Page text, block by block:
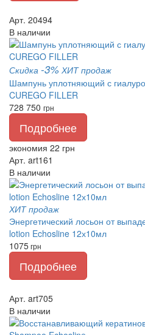
Арт. 20494
В наличии
Скидка -3% ХИТ продаж
Шампунь уплотняющий с
CUREGO FILLER
728 750 грн
Подробнее
экономия 22 грн
Арт. art161
В наличии
ХИТ продаж
Энергетический лосьон от
lotion Echosline 12х10мл
1075грн
Подробнее
Арт. art705
В наличии